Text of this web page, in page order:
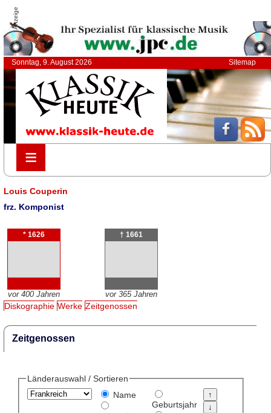
Anzeige
Sonntag, 9. August 2026 Sitemap
≡
≡
Louis Couperin
frz. Komponist
* 1626
vor 400 Jahren
† 1661
vor 365 Jahren
Diskographie Werke Zeitgenossen
Zeitgenossen
Länderauswahl / Sortieren
Name
Geburtsjahr